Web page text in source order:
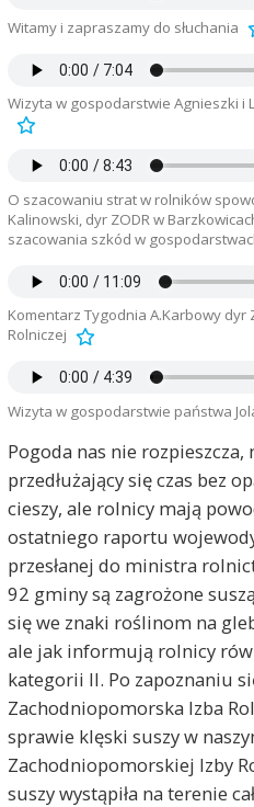
Witamy i zapraszamy do słuchania
Wizyta w gospodarstwie Agnieszki i
O szacowaniu strat w rolników
Kalinowski, dyr ZODR w
szacowania szkód w
Komentarz Tygodnia A.Karbowy
Rolniczej
Wizyta w gospodarstwie państwa
Pogoda nas nie
przedłużający się czas bez
cieszy, ale rolnicy mają
ostatniego raportu
przesłanej do ministra
92 gminy są zagrożone
się we znaki roślinom na
ale jak informują rolnicy
kategorii II. Po zapoznaniu
Zachodniopomorska Izba
sprawie klęski suszy w
Zachodniopomorskiej Izby
suszy wystąpiła na terenie